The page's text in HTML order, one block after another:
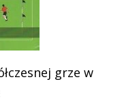
grze w